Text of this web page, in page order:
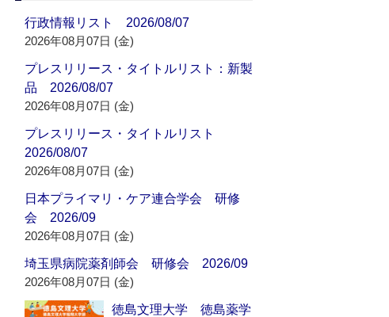
行政情報リスト 2026/08/07
2026年08月07日 (金)
プレスリリース・タイトルリスト：新製
品 2026/08/07
2026年08月07日 (金)
プレスリリース・タイトルリスト
2026/08/07
2026年08月07日 (金)
日本プライマリ・ケア連合学会 研修
会 2026/09
2026年08月07日 (金)
埼玉県病院薬剤師会 研修会 2026/09
2026年08月07日 (金)
徳島文理大学 徳島薬学